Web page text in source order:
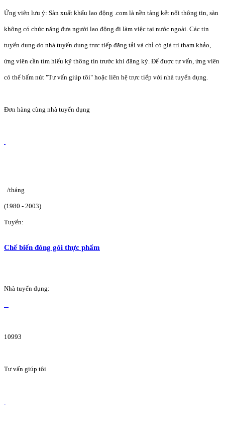
Ứng viên lưu ý: Sàn xuất khẩu lao động .com là nền tảng kết nối thông tin, sàn
không có chức năng đưa người lao động đi làm việc tại nước ngoài. Các tin
tuyển dụng do nhà tuyển dụng trực tiếp đăng tải và chỉ có giá trị tham khảo,
ứng viên cần tìm hiểu kỹ thông tin trước khi đăng ký. Để được tư vấn, ứng viên
có thể bấm nút "Tư vấn giúp tôi" hoặc liên hệ trực tiếp với nhà tuyển dụng.
Đơn hàng cùng nhà tuyển dụng
/tháng
(1980 - 2003)
Tuyển:
Chế biến đóng gói thực phẩm
Nhà tuyển dụng:
10993
Tư vấn giúp tôi